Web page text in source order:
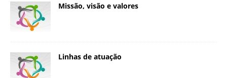
Missão, visão e valores
Linhas de atuação